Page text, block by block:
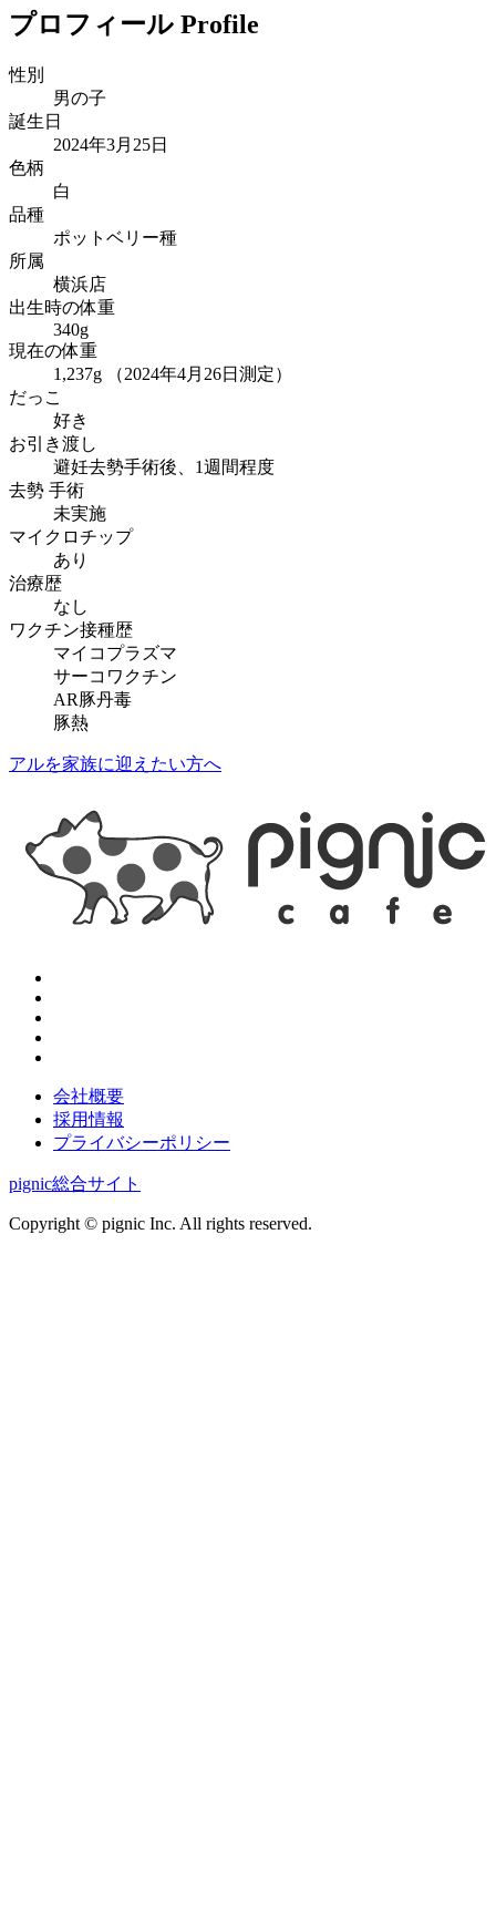
プロフィール Profile
性別
男の子
誕生日
2024年3月25日
色柄
白
品種
ポットベリー種
所属
横浜店
出生時の体重
340g
現在の体重
1,237g （2024年4月26日測定）
だっこ
好き
お引き渡し
避妊去勢手術後、1週間程度
去勢 手術
未実施
マイクロチップ
あり
治療歴
なし
ワクチン接種歴
マイコプラズマ
サーコワクチン
AR豚丹毒
豚熱
アルを家族に迎えたい方へ
会社概要
採用情報
プライバシーポリシー
pignic総合サイト
Copyright © pignic Inc. All rights reserved.